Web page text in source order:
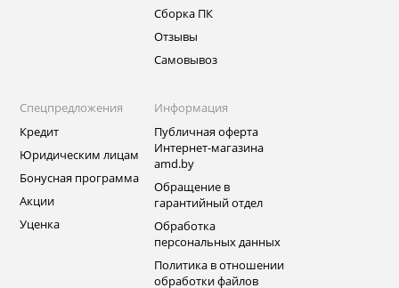
Сборка ПК
Отзывы
Самовывоз
Спецпредложения
Кредит
Юридическим лицам
Бонусная программа
Акции
Уценка
Информация
Публичная оферта
Интернет-магазина
amd.by
Обращение в
гарантийный отдел
Обработка
персональных данных
Политика в отношении
обработки файлов